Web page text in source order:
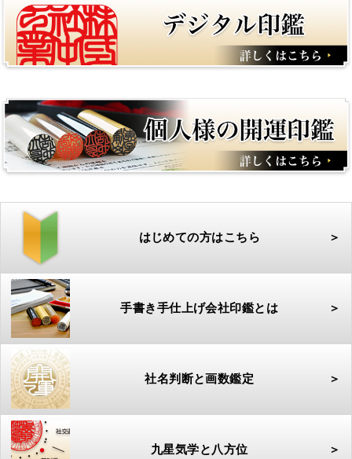
はじめての方はこちら ＞
手書き手仕上げ会社印鑑とは ＞
社名判断と画数鑑定 ＞
九星気学と八方位 ＞